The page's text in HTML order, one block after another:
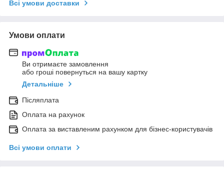
Всі умови доставки
Умови оплати
Ви отримаєте замовлення
або гроші повернуться на вашу картку
Детальніше
Післяплата
Оплата на рахунок
Оплата за виставленим рахунком для бізнес-користувачів
Всі умови оплати